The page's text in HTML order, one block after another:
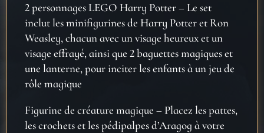
2 personnages LEGO Harry Potter– Le set
inclut les minifigurines de Harry Potter et Ron
Weasley, chacun avec un visage heureux et un
visage effrayé, ainsi que 2 baguettes magiques et
une lanterne, pour inciter les enfants à un jeu de
rôle magique
Figurine de créature magique– Placez les pattes,
les crochets et les pédipalpes d’Aragog à votre